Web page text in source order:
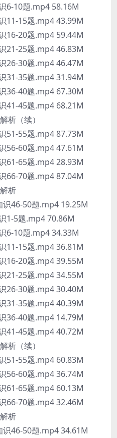
6-10题.mp4 58.16M
11-15题.mp4 43.99M
16-20题.mp4 59.44M
21-25题.mp4 46.83M
26-30题.mp4 46.47M
31-35题.mp4 31.94M
36-40题.mp4 67.30M
41-45题.mp4 68.21M
析（续）
51-55题.mp4 87.73M
56-60题.mp4 47.61M
61-65题.mp4 28.93M
66-70题.mp4 87.04M
析
46-50题.mp4 19.25M
1-5题.mp4 70.86M
6-10题.mp4 34.33M
11-15题.mp4 36.81M
16-20题.mp4 39.55M
21-25题.mp4 34.55M
26-30题.mp4 30.40M
31-35题.mp4 40.39M
36-40题.mp4 14.79M
41-45题.mp4 40.72M
析（续）
51-55题.mp4 60.83M
56-60题.mp4 36.74M
61-65题.mp4 60.13M
66-70题.mp4 32.46M
析
46-50题.mp4 34.61M